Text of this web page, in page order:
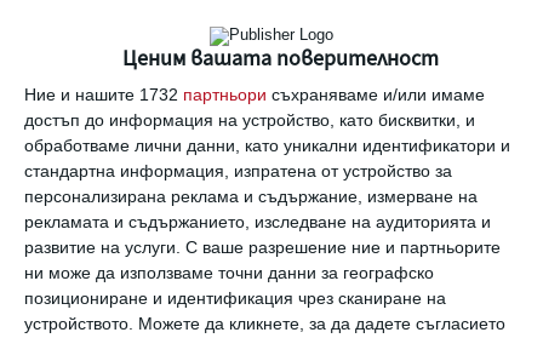
Ценим вашата поверителност
Ние и нашите 1732 партньори съхраняваме и/или имаме
достъп до информация на устройство, като бисквитки, и
обработваме лични данни, като уникални идентификатори и
стандартна информация, изпратена от устройство за
персонализирана реклама и съдържание, измерване на
рекламата и съдържанието, изследване на аудиторията и
развитие на услуги. С ваше разрешение ние и партньорите
ни може да използваме точни данни за географско
позициониране и идентификация чрез сканиране на
устройството. Можете да кликнете, за да дадете съгласието
Стимулите
Ето защо е важно да мислим не за финансови
стимули, а за формирането на интерес у
детето: да разширим обичайните му
дейности, да го завладеем с представянето
на материала, да му поставим задачи, които
са изпълними за неговата възраст.